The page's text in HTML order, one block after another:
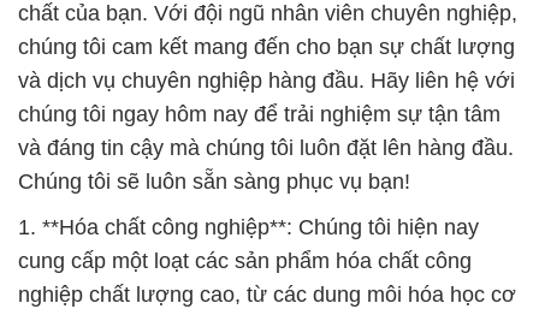
chất của bạn. Với đội ngũ nhân viên chuyên nghiệp,
chúng tôi cam kết mang đến cho bạn sự chất lượng
và dịch vụ chuyên nghiệp hàng đầu. Hãy liên hệ với
chúng tôi ngay hôm nay để trải nghiệm sự tận tâm
và đáng tin cậy mà chúng tôi luôn đặt lên hàng đầu.
Chúng tôi sẽ luôn sẵn sàng phục vụ bạn!
1. **Hóa chất công nghiệp**: Chúng tôi hiện nay
cung cấp một loạt các sản phẩm hóa chất công
nghiệp chất lượng cao, từ các dung môi hóa học cơ